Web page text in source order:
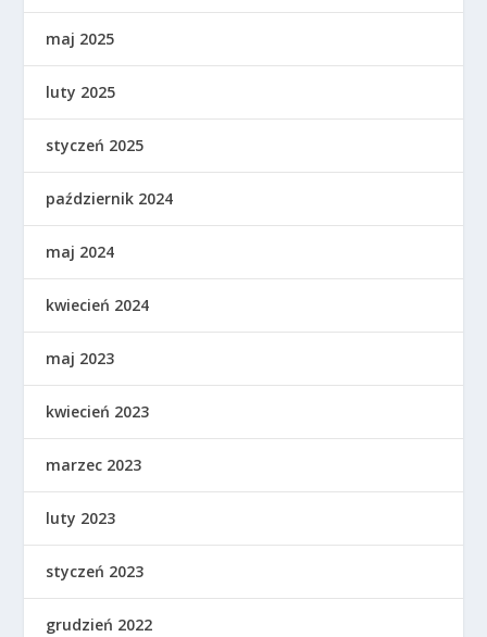
maj 2025
luty 2025
styczeń 2025
październik 2024
maj 2024
kwiecień 2024
maj 2023
kwiecień 2023
marzec 2023
luty 2023
styczeń 2023
grudzień 2022